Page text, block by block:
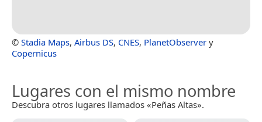
© Stadia Maps, Airbus DS, CNES, PlanetObserver y
Copernicus
Lugares con el mismo nombre
Descubra otros lugares llamados «Peñas Altas».